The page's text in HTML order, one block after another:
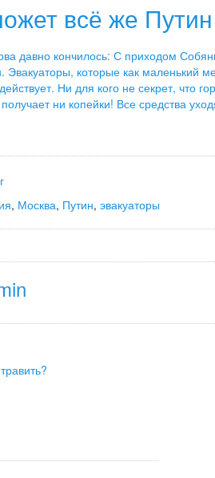
всё же
давно кончилось: С приходом
Эвакуаторы, которые как маленький
Ни для кого не секрет, что
ни копейки! Все средства
, Москва, Путин, эвакуаторы